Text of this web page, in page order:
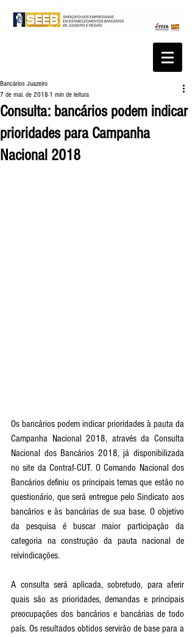
Consulta: bancários podem indicar
prioridades para Campanha
Nacional 2018
Bancários Juazeiro
7 de mai. de 2018 1 min de leitura
Os bancários podem indicar prioridades à pauta da
Campanha Nacional 2018, através da Consulta
Nacional dos Bancários 2018, já disponibilizada
no site da Contraf-CUT. O Comando Nacional dos
Bancários definiu os principais temas que estão no
questionário, que será entregue pelo Sindicato aos
bancários e às bancárias de sua base. O objetivo
da pesquisa é buscar maior participação da
categoria na construção da pauta nacional de
reivindicações.
A consulta será aplicada, sobretudo, para aferir
quais são as prioridades, demandas e principais
preocupações dos bancários e bancárias de todo
país. Os resultados obtidos servirão de base para a